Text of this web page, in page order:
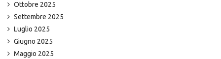
Ottobre 2025
Settembre 2025
Luglio 2025
Giugno 2025
Maggio 2025